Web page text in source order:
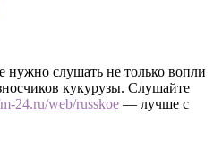
нужно слушать не только вопли
кукурузы. Слушайте
24.ru/web/russkoe — лучше с